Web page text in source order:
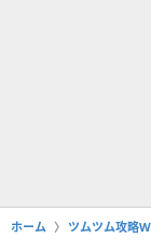
ホーム ツムツム攻略